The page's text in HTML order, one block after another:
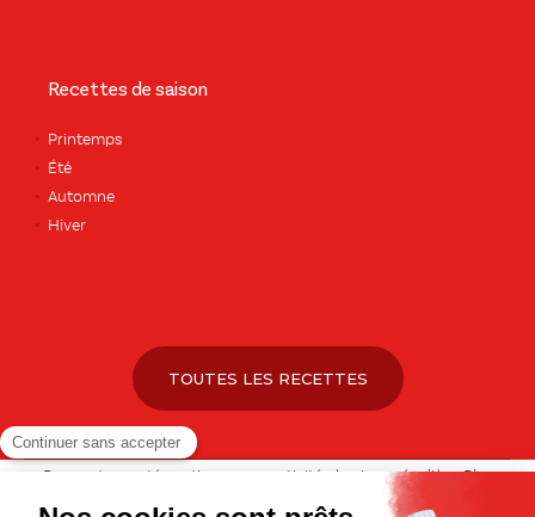
Recettes de saison
Printemps
Été
Automne
Hiver
TOUTES LES RECETTES
Pour votre santé, pratiquez une activité physique régulière. Plus
www.mangerbouger.fr